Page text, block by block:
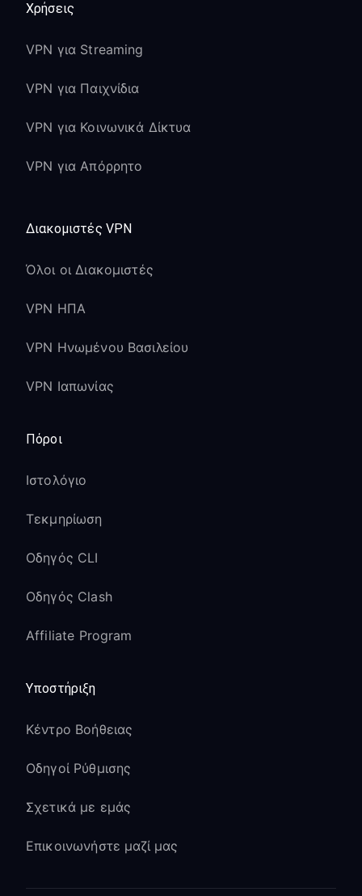
Χρήσεις
VPN για Streaming
VPN για Παιχνίδια
VPN για Κοινωνικά Δίκτυα
VPN για Απόρρητο
Διακομιστές VPN
Όλοι οι Διακομιστές
VPN ΗΠΑ
VPN Ηνωμένου Βασιλείου
VPN Ιαπωνίας
Πόροι
Ιστολόγιο
Τεκμηρίωση
Οδηγός CLI
Οδηγός Clash
Affiliate Program
Υποστήριξη
Κέντρο Βοήθειας
Οδηγοί Ρύθμισης
Σχετικά με εμάς
Επικοινωνήστε μαζί μας